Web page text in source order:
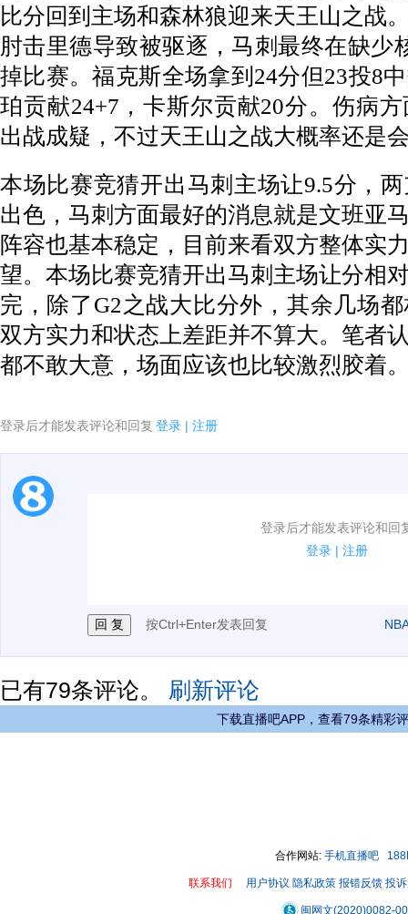
比分回到主场和森林狼迎来天王山之战
肘击里德导致被驱逐，马刺最终在缺少
掉比赛。福克斯全场拿到24分但23投8
珀贡献24+7，卡斯尔贡献20分。伤病
出战成疑，不过天王山之战大概率还是
本场比赛竞猜开出马刺主场让9.5分，
出色，马刺方面最好的消息就是文班亚
阵容也基本稳定，目前来看双方整体实
望。本场比赛竞猜开出马刺主场让分相
完，除了G2之战大比分外，其余几场
双方实力和状态上差距并不算大。笔者
都不敢大意，场面应该也比较激烈胶着
登录后才能发表评论和回复 登录 | 注册
登录后才能发表评论和回
登录 | 注册
1.电脑端新用户可以发表评论了！
按Ctrl+Enter发表回复
已有79条评论。 刷新评论
下载直播吧APP，查看79条精彩
合作网站: 手机直播吧
联系我们 用户协议 隐私政策 报错反馈 投
闽网文(2020)0082-